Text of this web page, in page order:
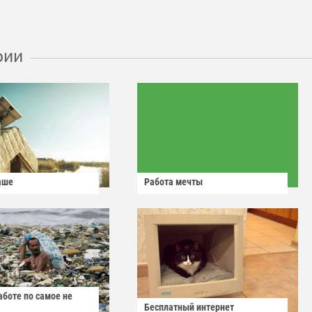
Работа мечты
по самое не
Бесплатный интернет